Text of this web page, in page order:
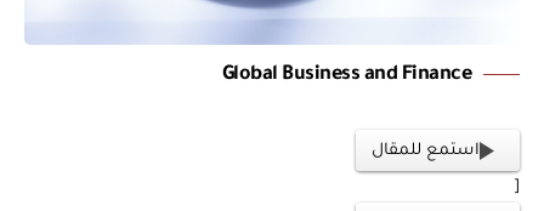
Global Business and Finance
استمع للمقال